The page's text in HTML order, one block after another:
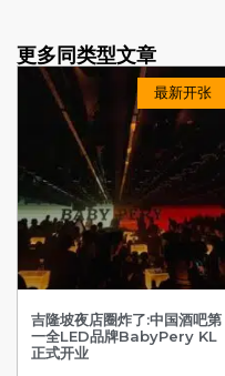
最新开张
吉隆坡夜店圈炸了:中国酒吧第
一全LED品牌BabyPery KL
正式开业
更多同类型文章